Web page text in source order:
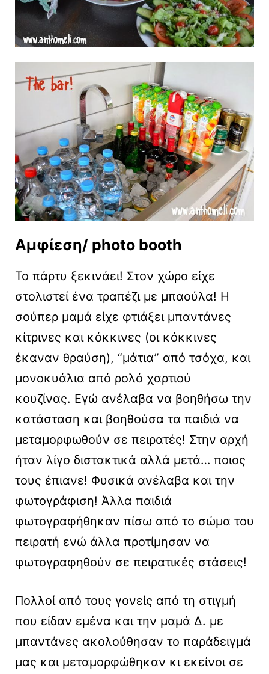
Αμφίεση/ photo booth
Το πάρτυ ξεκινάει! Στον χώρο είχε
στολιστεί ένα τραπέζι με μπαούλα! Η
σούπερ μαμά είχε φτιάξει μπαντάνες
κίτρινες και κόκκινες (οι κόκκινες
έκαναν θραύση), “μάτια” από τσόχα, και
μονοκυάλια από ρολό χαρτιού
κουζίνας. Εγώ ανέλαβα να βοηθήσω την
κατάσταση και βοηθούσα τα παιδιά να
μεταμορφωθούν σε πειρατές! Στην αρχή
ήταν λίγο διστακτικά αλλά μετά… ποιος
τους έπιανε! Φυσικά ανέλαβα και την
φωτογράφιση! Άλλα παιδιά
φωτογραφήθηκαν πίσω από το σώμα του
πειρατή ενώ άλλα προτίμησαν να
φωτογραφηθούν σε πειρατικές στάσεις!
Πολλοί από τους γονείς από τη στιγμή
που είδαν εμένα και την μαμά Δ. με
μπαντάνες ακολούθησαν το παράδειγμά
μας και μεταμορφώθηκαν κι εκείνοι σε